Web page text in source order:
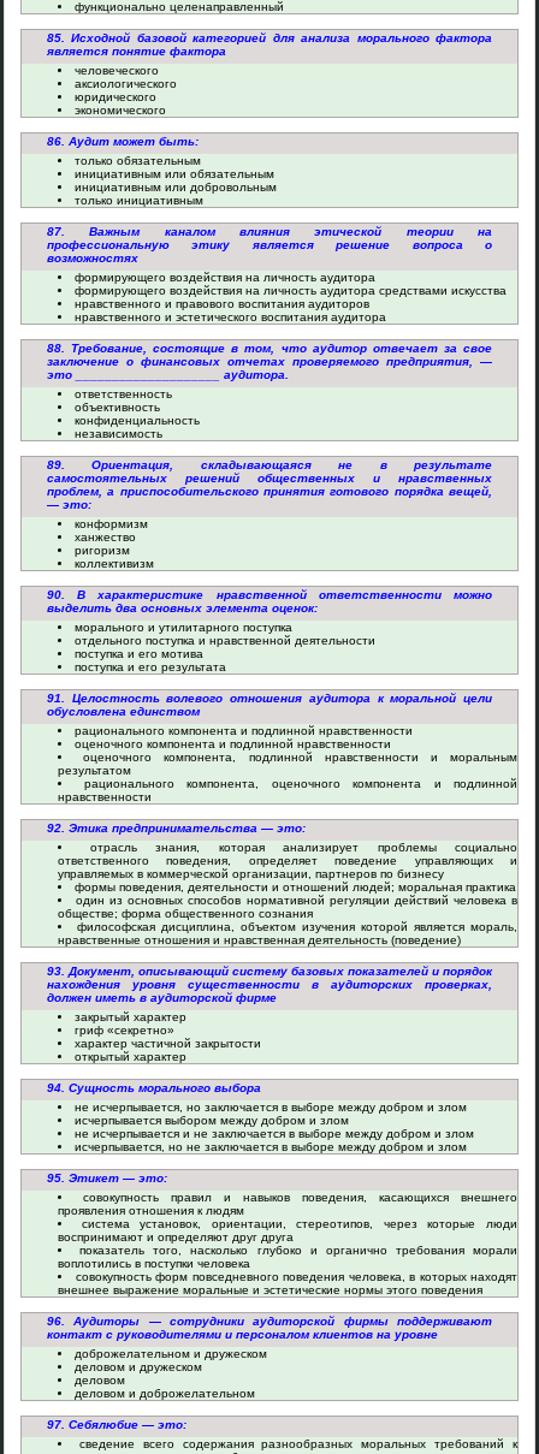
функционально целенаправленный
85. Исходной базовой категорией для анализа морального фактора
является понятие фактора
человеческого
аксиологического
юридического
экономического
86. Аудит может быть:
только обязательным
инициативным или обязательным
инициативным или добровольным
только инициативным
87. Важным каналом влияния этической теории на
профессиональную этику является решение вопроса о
возможностях
формирующего воздействия на личность аудитора
формирующего воздействия на личность аудитора средствами искусства
нравственного и правового воспитания аудиторов
нравственного и эстетического воспитания аудитора
88. Требование, состоящие в том, что аудитор отвечает за свое
заключение о финансовых отчетах проверяемого предприятия, —
это ____________________ аудитора.
ответственность
объективность
конфиденциальность
независимость
89. Ориентация, складывающаяся не в результате
самостоятельных решений общественных и нравственных
проблем, а приспособительского принятия готового порядка вещей,
— это:
конформизм
ханжество
ригоризм
коллективизм
90. В характеристике нравственной ответственности можно
выделить два основных элемента оценок:
морального и утилитарного поступка
отдельного поступка и нравственной деятельности
поступка и его мотива
поступка и его результата
91. Целостность волевого отношения аудитора к моральной цели
обусловлена единством
рационального компонента и подлинной нравственности
оценочного компонента и подлинной нравственности
оценочного компонента, подлинной нравственности и моральным
результатом
рационального компонента, оценочного компонента и подлинной
нравственности
92. Этика предпринимательства — это:
отрасль знания, которая анализирует проблемы социально
ответственного поведения, определяет поведение управляющих и
управляемых в коммерческой организации, партнеров по бизнесу
формы поведения, деятельности и отношений людей; моральная практика
один из основных способов нормативной регуляции действий человека в
обществе; форма общественного сознания
философская дисциплина, объектом изучения которой является мораль,
нравственные отношения и нравственная деятельность (поведение)
93. Документ, описывающий систему базовых показателей и порядок
нахождения уровня существенности в аудиторских проверках,
должен иметь в аудиторской фирме
закрытый характер
гриф «секретно»
характер частичной закрытости
открытый характер
94. Сущность морального выбора
не исчерпывается, но заключается в выборе между добром и злом
исчерпывается выбором между добром и злом
не исчерпывается и не заключается в выборе между добром и злом
исчерпывается, но не заключается в выборе между добром и злом
95. Этикет — это:
совокупность правил и навыков поведения, касающихся внешнего
проявления отношения к людям
система установок, ориентации, стереотипов, через которые люди
воспринимают и определяют друг друга
показатель того, насколько глубоко и органично требования морали
воплотились в поступки человека
совокупность форм повседневного поведения человека, в которых находят
внешнее выражение моральные и эстетические нормы этого поведения
96. Аудиторы — сотрудники аудиторской фирмы поддерживают
контакт с руководителями и персоналом клиентов на уровне
доброжелательном и дружеском
деловом и дружеском
деловом
деловом и доброжелательном
97. Себялюбие — это:
сведение всего содержания разнообразных моральных требований к